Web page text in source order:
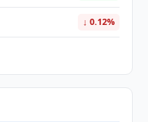
↓ 0.12%